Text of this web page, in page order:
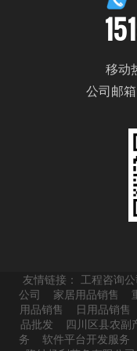
移动
公司邮
友情链接： 工程咨询公
公司
家居用品销售
用品销售
日用品销售
品批发
四川区县农副
务
软件平台开发服务